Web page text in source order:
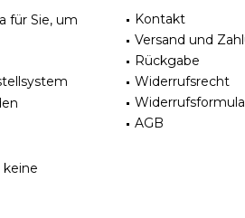
für Sie, um
keine
Kontakt
Versand und
Rückgabe
Widerrufsrecht
AGB